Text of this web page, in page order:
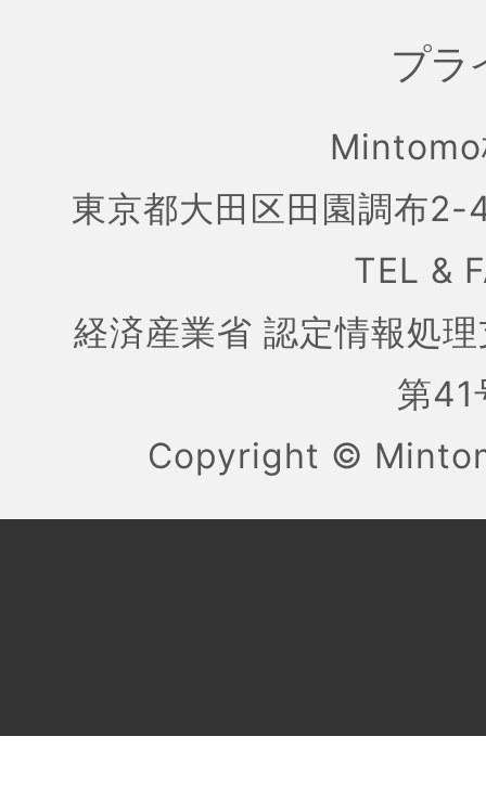
プラ
東京都大田区田園調布
TEL &
経済産業省 認定情報処
第
Copyright ©